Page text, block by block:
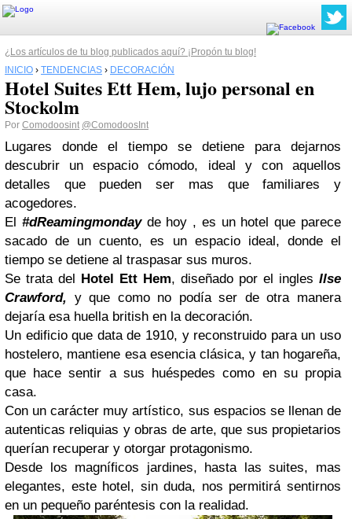
¿Los artículos de tu blog publicados aquí? ¡Propón tu blog!
INICIO › TENDENCIAS › DECORACIÓN
Hotel Suites Ett Hem, lujo personal en
Stockolm
Por Comodoosint @ComodoosInt
Lugares donde el tiempo se detiene para dejarnos
descubrir un espacio cómodo, ideal y con aquellos
detalles que pueden ser mas que familiares y
acogedores.
El #dReamingmondayde hoy , es un hotel que parece
sacado de un cuento, es un espacio ideal, donde el
tiempo se detiene al traspasar sus muros.
Se trata del Hotel Ett Hem, diseñado por el ingles Ilse
Crawford, y que como no podía ser de otra manera
dejaría esa huella british en la decoración.
Un edificio que data de 1910, y reconstruido para un uso
hostelero, mantiene esa esencia clásica, y tan hogareña,
que hace sentir a sus huéspedes como en su propia
casa.
Con un carácter muy artístico, sus espacios se llenan de
autenticas reliquias y obras de arte, que sus propietarios
querían recuperar y otorgar protagonismo.
Desde los magníficos jardines, hasta las suites, mas
elegantes, este hotel, sin duda, nos permitirá sentirnos
en un pequeño paréntesis con la realidad.